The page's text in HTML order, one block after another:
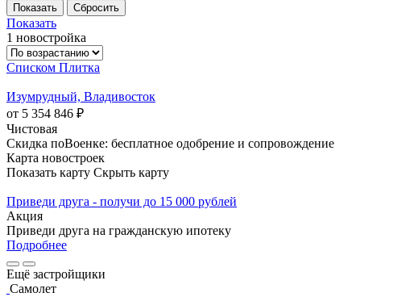
Показать
1 новостройка
Списком Плитка
Изумрудный, Владивосток
от 5 354 846 ₽
Чистовая
Скидка поВоенке: бесплатное одобрение и сопровождение
Карта новостроек
Показать карту Скрыть карту
Приведи друга - получи до 15 000 рублей
Акция
Приведи друга на гражданскую ипотеку
Подробнее
Ещё застройщики
Самолет